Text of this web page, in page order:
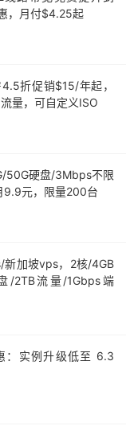
，月付$4.25起
折促销$15/年起，
量，可自定义ISO
50G硬盘/3Mbps不限
9.9元，限量200台
新加坡vps，2核/4GB
/2TB流量/1Gbps端
：实例升级低至 6.3